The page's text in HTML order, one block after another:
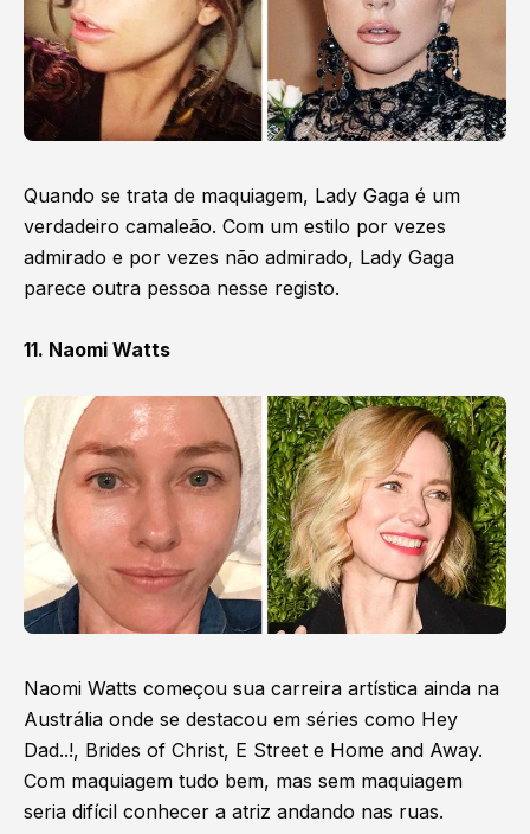
Quando se trata de maquiagem, Lady Gaga é um
verdadeiro camaleão. Com um estilo por vezes
admirado e por vezes não admirado, Lady Gaga
parece outra pessoa nesse registo.
11. Naomi Watts
Naomi Watts começou sua carreira artística ainda na
Austrália onde se destacou em séries como Hey
Dad..!, Brides of Christ, E Street e Home and Away.
Com maquiagem tudo bem, mas sem maquiagem
seria difícil conhecer a atriz andando nas ruas.